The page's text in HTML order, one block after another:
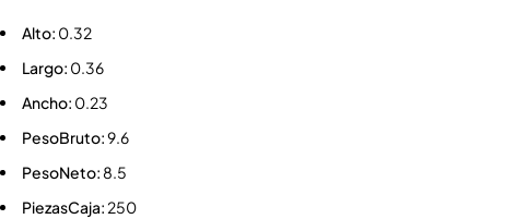
Alto: 0.32
Largo: 0.36
Ancho: 0.23
PesoBruto:9.6
PesoNeto: 8.5
PiezasCaja: 250